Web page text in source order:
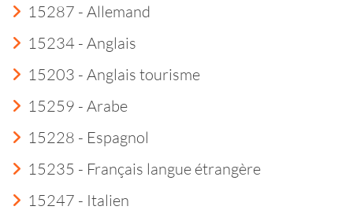
15287 - Allemand
15234 - Anglais
15203 - Anglais tourisme
15259 - Arabe
15228 - Espagnol
15235 - Français langue étrangère
15247 - Italien